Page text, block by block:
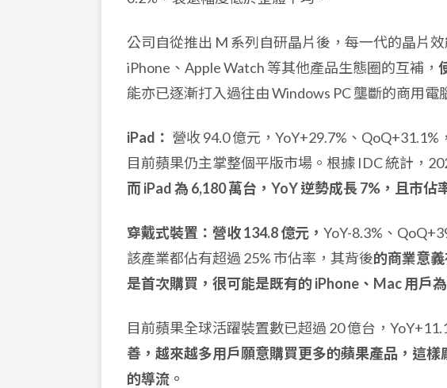
公司自從推出 M 系列自研晶片後，每一代的晶片
iPhone、Apple Watch 等其他產品生態圈的互補，
能亦已逐漸打入過往由 Windows PC 壟斷的商用電
iPad： 營收 94.0 億元，YoY+29.7%、
目前蘋果仍主掌整個平版市場。根據 IDC 統計，
而 iPad 為 6,180 萬台，YoY 逆勢成長 7%，且市佔
穿戴式裝置： 營收 134.8 億元， YoY-8.3%、
該產業都佔有超過 25% 市佔率，其背後的商業意
是首次購買，很可能是既有的 iPhone、Mac 用戶
目前蘋果全球活躍裝置數已超過 20 億台，
善，越來越多用戶願意購買更多的蘋果產品，這
的導流。